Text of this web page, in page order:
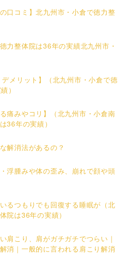
口コミ】北九州市・小倉で徳力整
力整体院は36年の実績北九州市・
デメリット】（北九州市・小倉で徳
）
痛みやコリ】（北九州市・小倉南
36年の実績）
解消法があるの？
浮腫みや体の歪み、崩れで顔や頭
るつもりでも回復する睡眠が（北
院は36年の実績）
肩こり、肩がガチガチでつらい｜
消｜一般的に言われる肩こり解消